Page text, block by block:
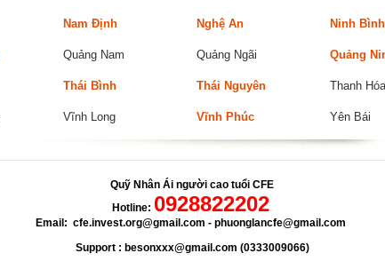
Nam Định Nghệ An Ninh Bình
Quảng Nam Quảng Ngãi Quảng
Thái Bình Thái Nguyên Thanh Hóa
Vĩnh Long Vĩnh Phúc Yên Bái
Quỹ Nhân Ái người cao tuổi CFE
Hotline: 0928822202
Email: cfe.invest.org@gmail.com - phuonglancfe@gmail.com
Support : besonxxx@gmail.com (0333009066)